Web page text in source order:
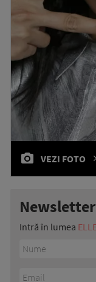
VEZI FOTO
Intră în lumea